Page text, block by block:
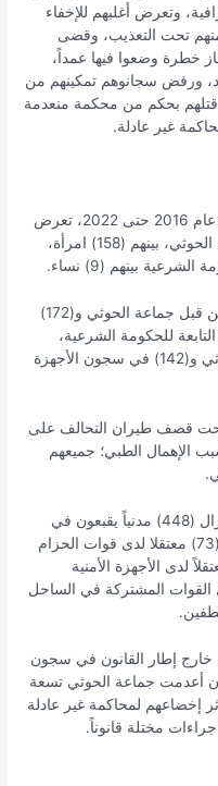
وتعرض أغلبهم للإخفاء
تحت التعذيب، وقضى
خطرة وضعوا فيها عمداً،
ورفض سجانوهم تمكينهم من
قتلهم بحكم من محكمة منعدمة
غير عادلة.
ورصدت رابطة أمهات المختطفين منذ عام 2016 حتى 2022، تعرض
(7823) مدنياً للاختطاف من قبل جماعة الحوثي، بينهم (158) امرأة،
وتعرض (287) مدنيا للإخفاء القسري من قبل جماعة الحوثي و(172)
للحكومة الشرعية،
وأُخضع (1478) للتعذيب في سجون الحوثي و(142) في سجون الأجهزة
مدنيا تحت التعذيب و(210) تحت قصف طيران التحالف على
توفي (18) مدنيا بسبب الإهمال الطبي؛ جميعهم
ومازالت هذه المعاناة مستمرة حيث لا يزال (448) مدنياً يقبعون في
سجون جماعة الحوثي، بينهم (3) نساء و(73) معتقلا لدى قوات الحزام
للمجلس الانتقالي، و(18) معتقلاً لدى الأجهزة الأمنية
و(5) معتقلين لدى القوات المشتركة في الساحل
خارج إطار القانون في سجون
صحفيين، بعد أن أعدمت جماعة الحوثي تسعة
إخضاعهم لمحاكمة غير عادلة
مختلة قانوناً.